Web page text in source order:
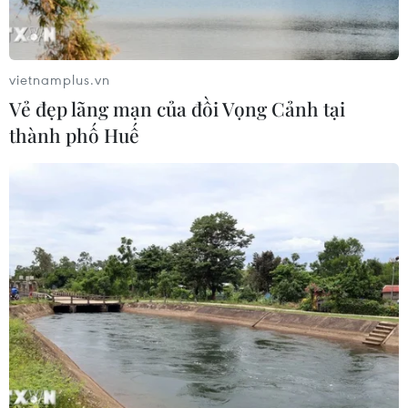
phải gắn kết giữa bảo vệ hệ thống và
con người
06/08/2026 02:30
Công nghệ Robot Da Vinci
nâng cao năng lực phẫu thuật
chuyên sâu tại Bệnh viện K
Chọn đúng đầu tàu: Danh mục
doanh nghiệp nhà nước mạnh và bài
toán giao nhiệm vụ
06/08/2026 00:56
Xem thêm
vietnamplus.vn
Vẻ đẹp lãng mạn của đồi Vọng Cảnh tại
thành phố Huế